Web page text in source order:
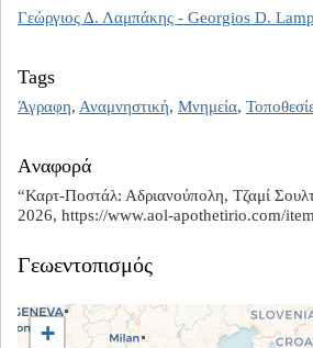
Γεώργιος Δ. Λαμπάκης - Georgios D.
Tags
Άγραφη, Αναμνηστική, Μνημεία,
Aναφορά
“Καρτ-Ποστάλ: Αδριανούπολη, Τζαμί
2026, https://www.aol-apothetirio.com/
Γεωεντοπισμός
+